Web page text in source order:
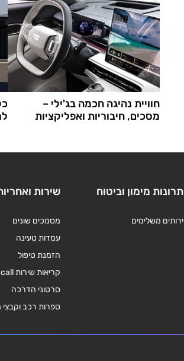
חוויית נהיגה חכמה בג'ילי –
מסכים, חיבוריות ואפליקציות
מימון וביטוח
משלימים
שירות
מסמכים שונים
עמדות טעינה
הזמנת טיפול
קריאות שירות Recall
סרטוני הדרכה
ספרות רכב וקבצי